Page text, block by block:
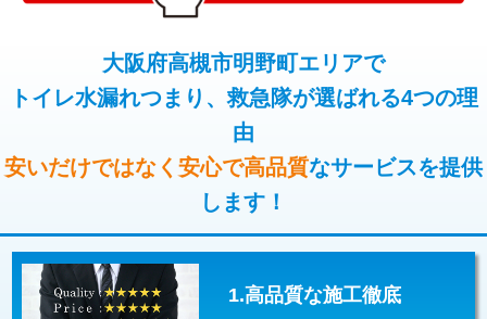
コンクリート斫り（厚さ10㎝超え） 38,500円
モルタル補修（厚さ10㎝まで） 27,500円
モルタル補修（厚さ10㎝超え） 38,500円
止水・漏水調査・防水処理・清掃・修
理・調整・分解・加工など（軽作業）
11,000円
止水・漏水調査・防水処理・清掃・修
理・調整・分解・加工など（中作業）
止水・漏水調査・防水処理・清掃・修
その他部品の脱着
交換・取付（タンク） 22,000円+材料費
大阪府高槻市明野町エリアで
トイレ水漏れつまり、救急隊が選ばれる4つの理
由
安いだけではなく安心で高品質なサービスを提供
します！
1.高品質な施工徹底